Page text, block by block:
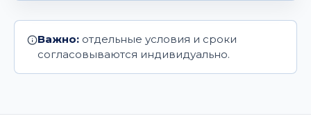
Важно: отдельные условия и сроки
согласовываются индивидуально.